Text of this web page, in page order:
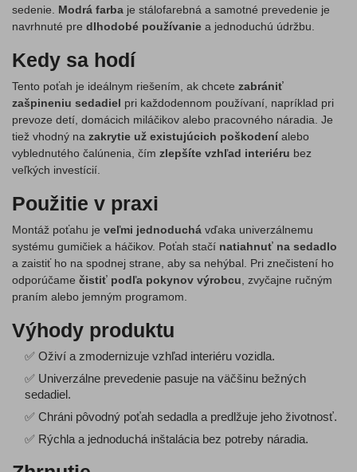
sedenie. Modrá farba je stálofarebná a samotné prevedenie je
navrhnuté pre dlhodobé používanie a jednoduchú údržbu.
Kedy sa hodí
Tento poťah je ideálnym riešením, ak chcete zabrániť
zašpineniu sedadiel pri každodennom používaní, napríklad pri
prevoze detí, domácich miláčikov alebo pracovného náradia. Je
tiež vhodný na zakrytie už existujúcich poškodení alebo
vyblednutého čalúnenia, čím zlepšíte vzhľad interiéru bez
veľkých investícií.
Použitie v praxi
Montáž poťahu je veľmi jednoduchá vďaka univerzálnemu
systému gumičiek a háčikov. Poťah stačí natiahnuť na sedadlo
a zaistiť ho na spodnej strane, aby sa nehýbal. Pri znečistení ho
odporúčame čistiť podľa pokynov výrobcu , zvyčajne ručným
praním alebo jemným programom.
Výhody produktu
✅ Oživí a zmodernizuje vzhľad interiéru vozidla.
✅ Univerzálne prevedenie pasuje na väčšinu bežných
sedadiel.
✅ Chráni pôvodný poťah sedadla a predlžuje jeho životnosť.
✅ Rýchla a jednoduchá inštalácia bez potreby náradia.